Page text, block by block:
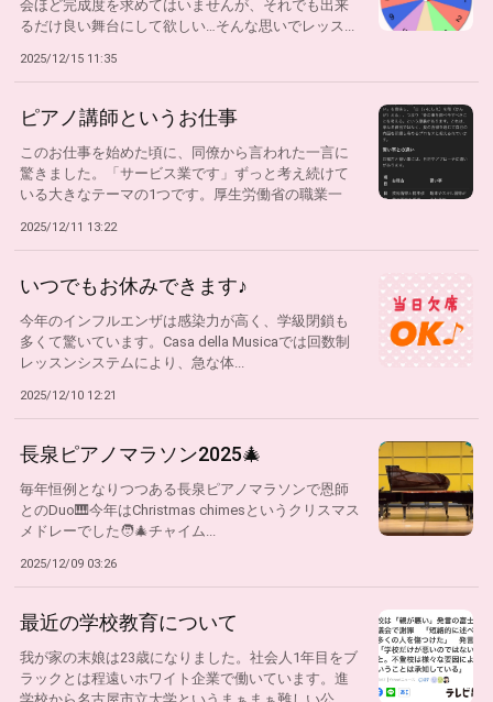
会ほど完成度を求めてはいませんが、それでも出来
るだけ良い舞台にして欲しい…そんな思いでレッス...
2025/12/15 11:35
ピアノ講師というお仕事
このお仕事を始めた頃に、同僚から言われた一言に
驚きました。「サービス業です」ずっと考え続けて
いる大きなテーマの1つです。厚生労働省の職業一
2025/12/11 13:22
いつでもお休みできます♪
今年のインフルエンザは感染力が高く、学級閉鎖も
多くて驚いています。Casa della Musicaでは回数制
レッスンシステムにより、急な体...
2025/12/10 12:21
長泉ピアノマラソン2025🎄
毎年恒例となりつつある長泉ピアノマラソンで恩師
とのDuo🎹今年はChristmas chimesというクリスマス
メドレーでした🧑‍🎄チャイム...
2025/12/09 03:26
最近の学校教育について
我が家の末娘は23歳になりました。社会人1年目をブ
ラックとは程遠いホワイト企業で働いています。進